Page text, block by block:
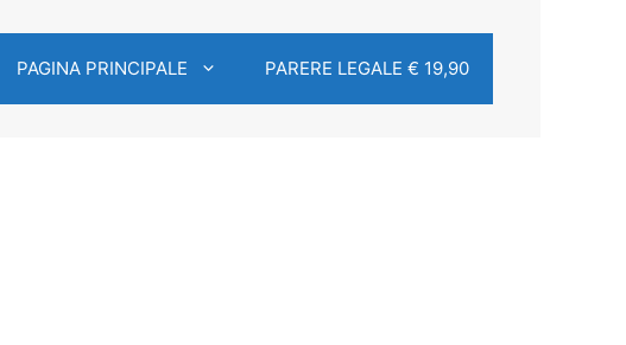
PAGINA PRINCIPALE PARERE LEGALE € 19,90